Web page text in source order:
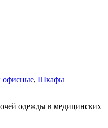
, Шкафы
одежды в медицинских